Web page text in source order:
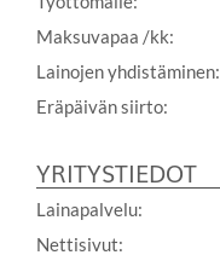
Maksuvapaa /kk:
Lainojen yhdistäminen:
Eräpäivän siirto:
YRITYSTIEDOT
Lainapalvelu:
Nettisivut: